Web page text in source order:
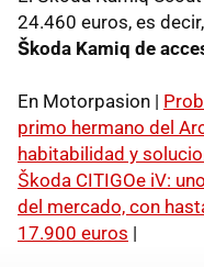
24.460 euros, es decir,
Škoda Kamiq de
En Motorpasion |
primo hermano del
habitabilidad y
Škoda CITIGOe iV:
del mercado, con
17.900 euros |